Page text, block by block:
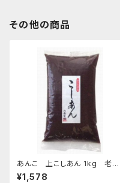
その他の商品
あんこ 上こしあん 1kg 老舗
あんこ屋のこだわり餡
¥1,578